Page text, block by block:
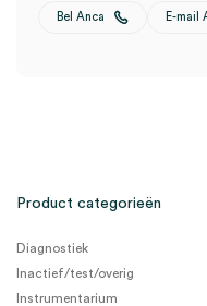
Bel Anca E-mail
Product categorieën
Diagnostiek
Inactief/test/overig
Instrumentarium